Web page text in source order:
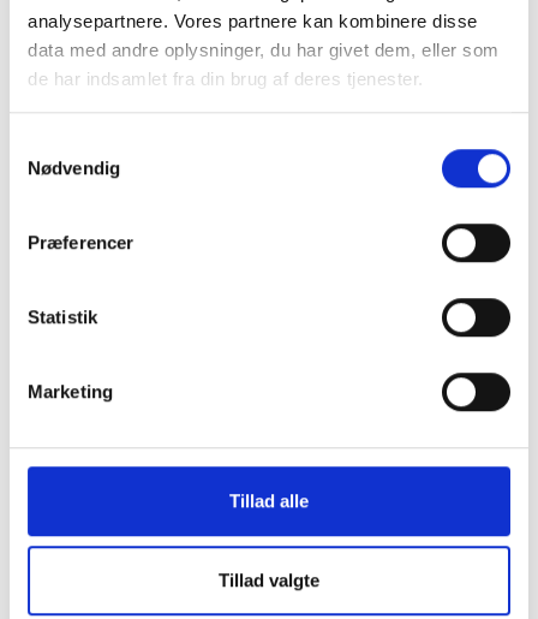
analysepartnere. Vores partnere kan kombinere disse
data med andre oplysninger, du har givet dem, eller som
de har indsamlet fra din brug af deres tjenester.
Nødvendig
Præferencer
Statistik
Marketing
Tillad alle
Tillad valgte
Galaxy S23
149 kr.
Montering (OBS.